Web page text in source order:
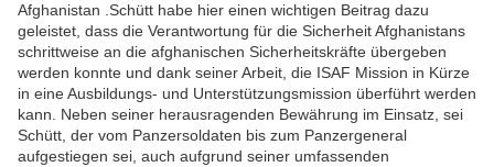
Afghanistan .Schütt habe hier einen wichtigen Beitrag dazu
geleistet, dass die Verantwortung für die Sicherheit Afghanistans
schrittweise an die afghanischen Sicherheitskräfte übergeben
werden konnte und dank seiner Arbeit, die ISAF Mission in Kürze
in eine Ausbildungs- und Unterstützungsmission überführt werden
kann. Neben seiner herausragenden Bewährung im Einsatz, sei
Schütt, der vom Panzersoldaten bis zum Panzergeneral
aufgestiegen sei, auch aufgrund seiner umfassenden